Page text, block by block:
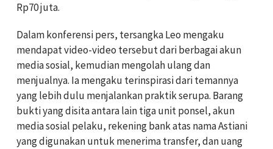
Rp70 juta.
Dalam konferensi pers, tersangka Leo mengaku
mendapat video-video tersebut dari berbagai akun
media sosial, kemudian mengolah ulang dan
menjualnya. Ia mengaku terinspirasi dari temannya
yang lebih dulu menjalankan praktik serupa. Barang
bukti yang disita antara lain tiga unit ponsel, akun
media sosial pelaku, rekening bank atas nama Astiani
yang digunakan untuk menerima transfer, dan uang